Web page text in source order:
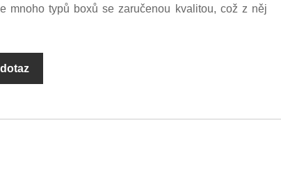
mnoho typů boxů se zaručenou kvalitou, což z něj